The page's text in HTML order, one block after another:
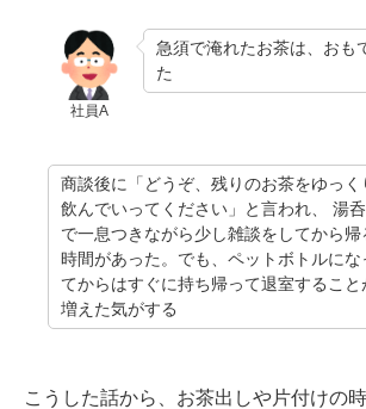
社員A
急須で淹れたお茶は、おも
た
商談後に「どうぞ、残りのお茶をゆっく
飲んでいってください」と言われ、 湯呑
で一息つきながら少し雑談をしてから帰
時間があった。でも、ペットボトルにな
てからはすぐに持ち帰って退室すること
増えた気がする
こうした話から、お茶出しや片付けの